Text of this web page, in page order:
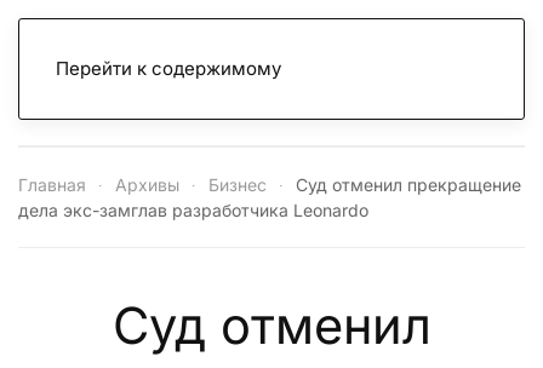
Перейти к содержимому
Главная Архивы Бизнес
Суд отменил прекращение
дела экс-замглав разработчика Leonardo
Суд отменил